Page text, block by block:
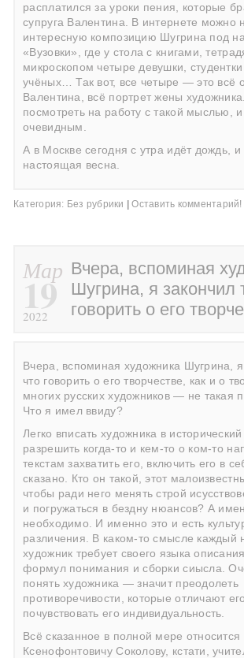
расплатился за уроки пения, которые
супруга Валентина. В интернете можно
интересную композицию Шугрина под
«Вузовки», где у стола с книгами,
микроскопом четыре девушки,
учёных… Так вот, все четыре — это всё
Валентина, всё портрет жены
посмотреть на работу с такой мыслью, и
очевидным.
А в Москве сегодня с утра идёт дождь,
настоящая весна.
Категория: Без рубрики | Оставить комментарий!
Мар
19
2022
Вчера, вспоминая
Шугрина, я закончил
говорить о его
Вчера, вспоминая художника Шугрина, я
что говорить о его творчестве, как и о
многих русских художников — не такая
Что я имел ввиду?
Легко вписать художника в исторический
разрешить когда-то и кем-то о ком-то
текстам захватить его, включить его в
сказано. Кто он такой, этот
чтобы ради него менять строй
и погружаться в бездну нюансов? А
необходимо. И именно это и есть
различения. В каком-то смысле каждый
художник требует своего языка
формул понимания и сборки сиысла.
понять художника — значит преодолеть
противоречивости, которые отличают
почувствовать его индивидуальность.
Всё сказанное в полной мере
Ксенофонтовичу Соколову, кстати,